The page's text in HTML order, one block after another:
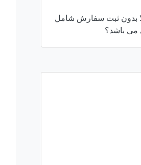
بدون ثبت سفارش شامل
می باشد؟